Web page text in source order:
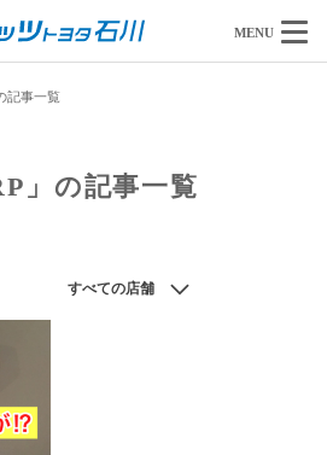
MENU
記事一覧
」の記事一覧
すべての店舗